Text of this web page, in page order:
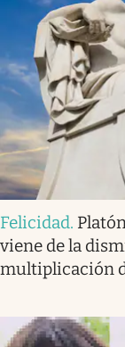
Felicidad.
viene de la
multiplicación